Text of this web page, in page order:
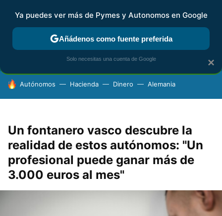
FISCALIDAD Y CONTABILIDAD KIT DIGITAL RENTA
HOY SE HABLA DE
Autónomos Hacienda Dinero Alemania
Un fontanero vasco descubre la
realidad de estos autónomos: "Un
profesional puede ganar más de
3.000 euros al mes"
×
Ya puedes ver más de Pymes y Autonomos en Google
Añádenos como fuente preferida
Solo necesitas una cuenta de Google